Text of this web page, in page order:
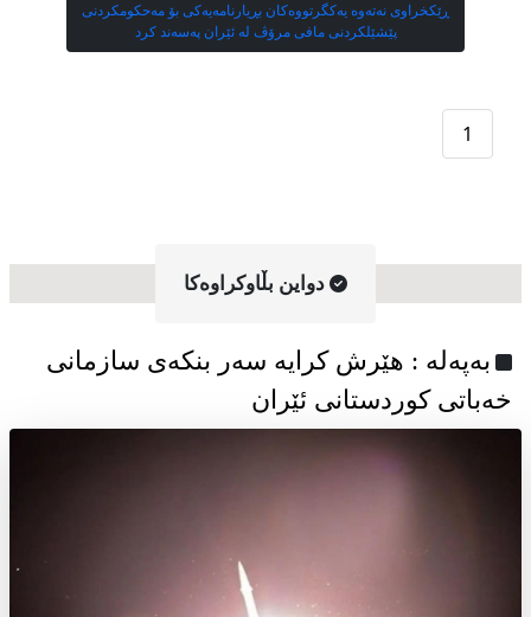
ڕێکخراوی نەتەوە یەکگرتووەکان بڕیارنامەیەکی بۆ مەحکومکردنی
پێشێلکردنی مافی مرۆڤ لە ئێران پەسەند کرد
1
دواین بڵاوکراوه‌کا
به‌په‌له‌ : هێرش کرایە سەر بنکەی سازمانی
خەباتی کوردستانی ئێران